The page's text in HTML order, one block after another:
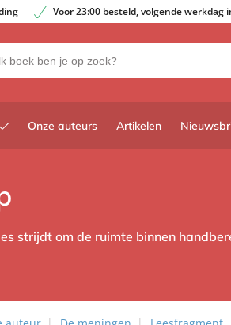
Voor 23:00 besteld, volgende werkdag
Onze auteurs Artikelen
strijdt om de ruimte binnen